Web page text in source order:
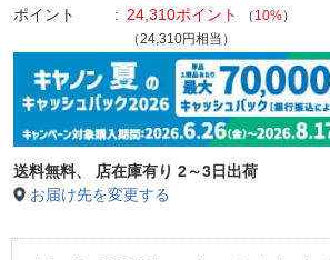
ポイント 24,310ポイント （ 10%）
（24,310円相当）
送料無料、
店在庫有り 2～3日出荷
お届け先を変更する